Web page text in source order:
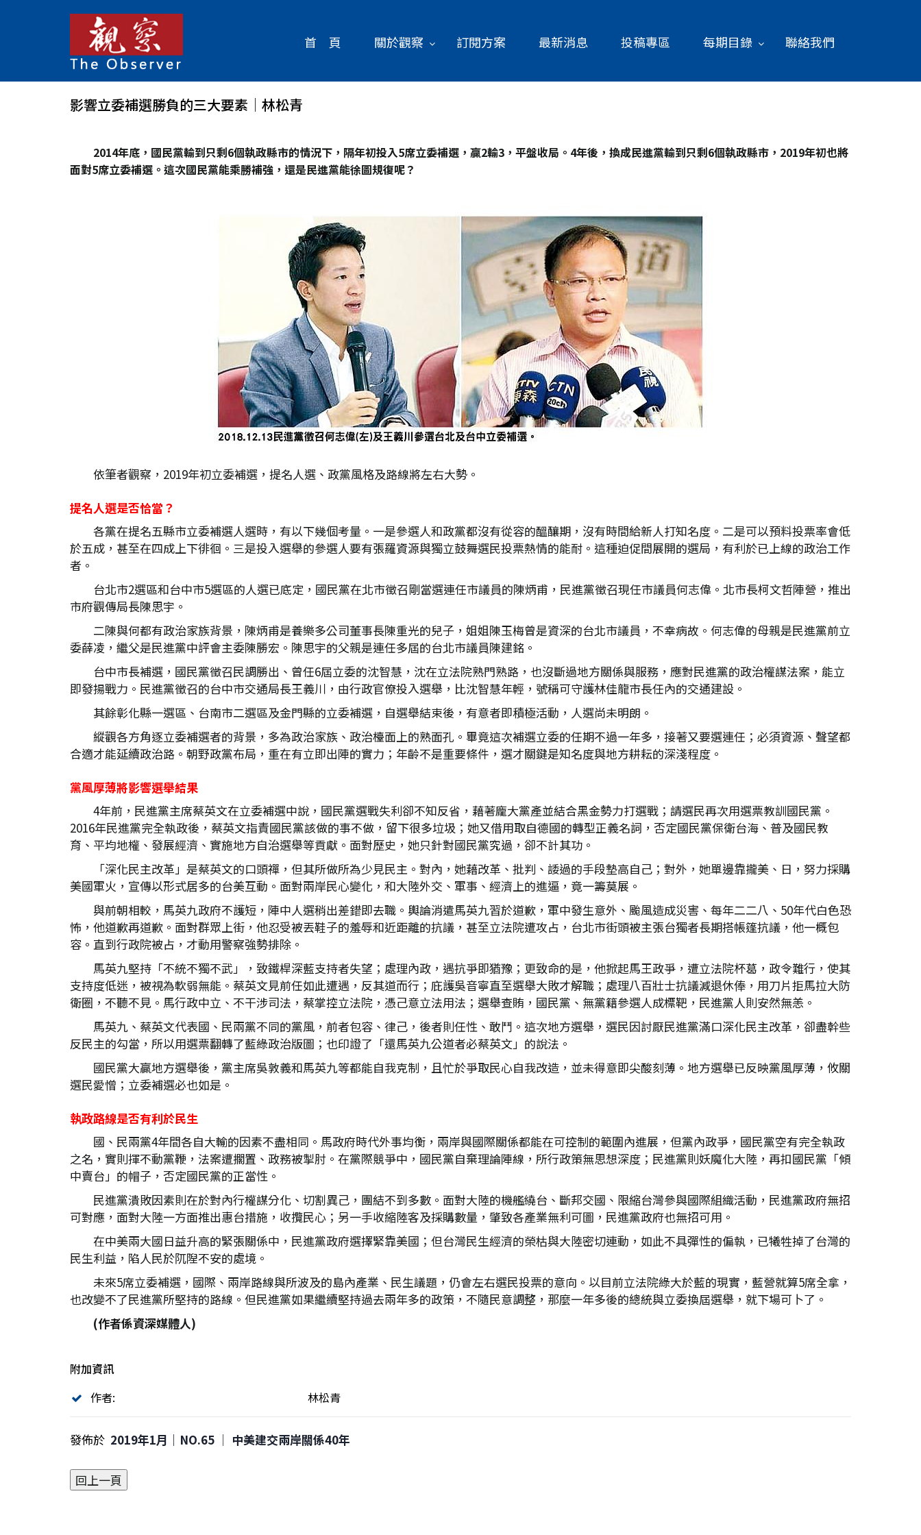
首 頁 關於觀察 訂閱方案 最新消息 投稿專區 每期目錄 聯絡我們
影響立委補選勝負的三大要素│林松青
2014年底，國民黨輸到只剩6個執政縣市的情況下，隔年初投入5席立委補選，贏2輸3 ，平盤收局。4年後，換成民進黨輸到只剩6個執政縣市，2019年初也將
面對5席立委補選。這次國民黨能乘勝補強，還是民進黨能徐圖規復呢？
依筆者觀察，2019年初立委補選，提名人選、政黨風格及路線將左右大勢。
提名人選是否恰當？
各黨在提名五縣市立委補選人選時，有以下幾個考量。一是參選人和政黨都沒有從容的醞釀期，沒有時間給新人打知名度。二是可以預料投票率會低
於五成，甚至在四成上下徘徊。三是投入選舉的參選人要有張羅資源與獨立鼓舞選民投票熱情的能耐。這種迫促間展開的選局，有利於已上線的政治工作
者。
台北市2選區和台中市5選區的人選已底定，國民黨在北市徵召剛當選連任市議員的陳炳甫，民進黨徵召現任市議員何志偉。北市長柯文哲陣營，推出
市府觀傳局長陳思宇。
二陳與何都有政治家族背景，陳炳甫是養樂多公司董事長陳重光的兒子，姐姐陳玉梅曾是資深的台北市議員，不幸病故。何志偉的母親是民進黨前立
委薛凌，繼父是民進黨中評會主委陳勝宏。陳思宇的父親是連任多屆的台北市議員陳建銘。
台中市長補選，國民黨徵召民調勝出、曾任6屆立委的沈智慧，沈在立法院熟門熟路，也沒斷過地方關係與服務，應對民進黨的政治權謀法案，能立
即發揚戰力。民進黨徵召的台中市交通局長王義川，由行政官僚投入選舉，比沈智慧年輕，號稱可守護林佳龍市長任內的交通建設。
其餘彰化縣一選區、台南市二選區及金門縣的立委補選，自選舉結束後，有意者即積極活動，人選尚未明朗。
縱觀各方角逐立委補選者的背景，多為政治家族、政治檯面上的熟面孔。畢竟這次補選立委的任期不過一年多，接著又要選連任；必須資源、聲望都
合適才能延續政治路。朝野政黨布局，重在有立即出陣的實力；年齡不是重要條件，選才關鍵是知名度與地方耕耘的深淺程度。
黨風厚薄將影響選舉結果
4年前，民進黨主席蔡英文在立委補選中說，國民黨選戰失利卻不知反省，藉著龐大黨產並結合黑金勢力打選戰；請選民再次用選票教訓國民黨。
2016年民進黨完全執政後，蔡英文指責國民黨該做的事不做，留下很多垃圾；她又借用取自德國的轉型正義名詞，否定國民黨保衛台海、普及國民教
育、平均地權、發展經濟、實施地方自治選舉等貢獻。面對歷史，她只針對國民黨究過，卻不計其功。
「深化民主改革」是蔡英文的口頭禪，但其所做所為少見民主。對內，她藉改革、批判、諉過的手段墊高自己；對外，她單邊靠攏美、日，努力採購
美國軍火，宣傳以形式居多的台美互動。面對兩岸民心變化，和大陸外交、軍事、經濟上的進逼，竟一籌莫展。
與前朝相較，馬英九政府不護短，陣中人選稍出差錯即去職。輿論消遣馬英九習於道歉，軍中發生意外、颱風造成災害、每年二二八、50年代白色恐
怖，他道歉再道歉。面對群眾上街，他忍受被丟鞋子的羞辱和近距離的抗議，甚至立法院遭攻占，台北市街頭被主張台獨者長期搭帳篷抗議，他一概包
容。直到行政院被占，才動用警察強勢排除。
馬英九堅持「不統不獨不武」，致鐵桿深藍支持者失望；處理內政，遇抗爭即猶豫；更致命的是，他掀起馬王政爭，遭立法院杯葛，政令難行，使其
支持度低迷，被視為軟弱無能。蔡英文見前任如此遭遇，反其道而行；庇護吳音寧直至選舉大敗才解職；處理八百壯士抗議減退休俸，用刀片拒馬拉大防
衛圈，不聽不見。馬行政中立、不干涉司法，蔡掌控立法院，憑己意立法用法；選舉查賄，國民黨、無黨籍參選人成標靶，民進黨人則安然無恙。
馬英九、蔡英文代表國、民兩黨不同的黨風，前者包容、律己，後者則任性、敢鬥。這次地方選舉，選民因討厭民進黨滿口深化民主改革，卻盡幹些
反民主的勾當，所以用選票翻轉了藍綠政治版圖；也印證了「還馬英九公道者必蔡英文」的說法。
國民黨大贏地方選舉後，黨主席吳敦義和馬英九等都能自我克制，且忙於爭取民心自我改造，並未得意即尖酸刻薄。地方選舉已反映黨風厚薄，攸關
選民愛憎；立委補選必也如是。
執政路線是否有利於民生
國、民兩黨4年間各自大輸的因素不盡相同。馬政府時代外事均衡，兩岸與國際關係都能在可控制的範圍內進展，但黨內政爭，國民黨空有完全執政
之名，實則揮不動黨鞭，法案遭擱置、政務被掣肘。在黨際競爭中，國民黨自棄理論陣線，所行政策無思想深度；民進黨則妖魔化大陸，再扣國民黨「傾
中賣台」的帽子，否定國民黨的正當性。
民進黨潰敗因素則在於對內行權謀分化、切割異己，團結不到多數。面對大陸的機艦繞台、斷邦交國、限縮台灣參與國際組織活動，民進黨政府無招
可對應，面對大陸一方面推出惠台措施，收攬民心；另一手收縮陸客及採購數量，肇致各產業無利可圖，民進黨政府也無招可用。
在中美兩大國日益升高的緊張關係中，民進黨政府選擇緊靠美國；但台灣民生經濟的榮枯與大陸密切連動，如此不具彈性的偏執，已犧牲掉了台灣的
民生利益，陷人民於阢隉不安的處境。
未來5席立委補選，國際、兩岸路線與所波及的島內產業、民生議題，仍會左右選民投票的意向。以目前立法院綠大於藍的現實，藍營就算5席全拿，
也改變不了民進黨所堅持的路線。但民進黨如果繼續堅持過去兩年多的政策，不隨民意調整，那麼一年多後的總統與立委換屆選舉，就下場可卜了。
(作者係資深媒體人)
附加資訊
作者:
林松青
發佈於 2019年1月｜NO.65 │ 中美建交兩岸關係40年